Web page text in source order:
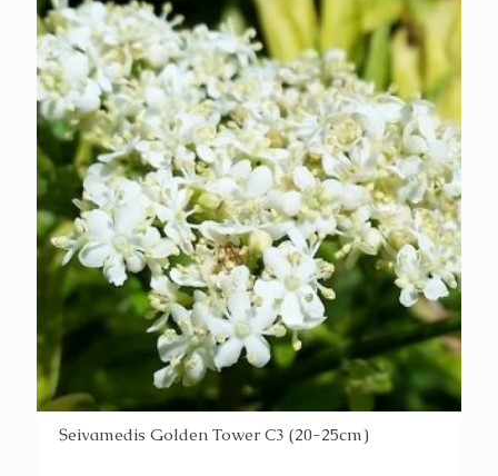
Šeivamedis Golden Tower C3 (20-25cm)